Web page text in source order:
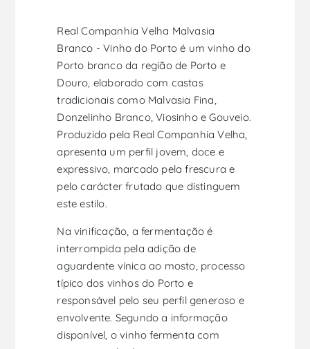
Real Companhia Velha Malvasia
Branco - Vinho do Porto é um vinho do
Porto branco da região de Porto e
Douro, elaborado com castas
tradicionais como Malvasia Fina,
Donzelinho Branco, Viosinho e Gouveio.
Produzido pela Real Companhia Velha,
apresenta um perfil jovem, doce e
expressivo, marcado pela frescura e
pelo carácter frutado que distinguem
este estilo.
Na vinificação, a fermentação é
interrompida pela adição de
aguardente vínica ao mosto, processo
típico dos vinhos do Porto e
responsável pelo seu perfil generoso e
envolvente. Segundo a informação
disponível, o vinho fermenta com